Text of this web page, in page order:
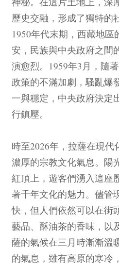
歷史交融，形成了獨特的
1950年代末期，西藏地區
安，民族與中央政府之間
演愈烈。1959年3月，隨
政策的不滿加劇，騷亂爆
一與穩定，中央政府決定
行鎮壓。
時至2026年，拉薩在現代
濃厚的宗教文化氣息。陽
紅頂上，遊客們湧入這座
著千年文化的魅力。儘管
快，但人們依然可以在街
藝品、酥油茶的香味，以
薩的氣候在三月時漸漸溫
的氣息，雖有高原的寒冷